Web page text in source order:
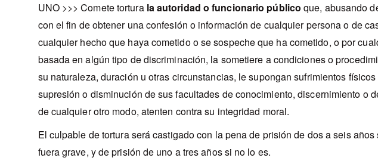
UNO >>> Comete tortura la autoridad o funcionario público que, abusando
con el fin de obtener una confesión o información de cualquier persona o de
cualquier hecho que haya cometido o se sospeche que ha cometido, o por
basada en algún tipo de discriminación, la sometiere a condiciones o
su naturaleza, duración u otras circunstancias, le supongan sufrimientos
supresión o disminución de sus facultades de conocimiento, discernimiento o
de cualquier otro modo, atenten contra su integridad moral.
El culpable de tortura será castigado con la pena de prisión de dos a seis años
fuera grave, y de prisión de uno a tres años si no lo es.